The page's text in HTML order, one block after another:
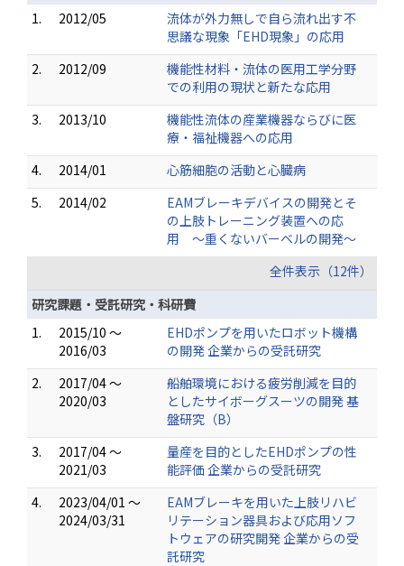
1.
2012/05
流体が外力無しで自ら流れ出す不
思議な現象「EHD現象」の応用
2.
2012/09
機能性材料・流体の医用工学分野
での利用の現状と新たな応用
3.
2013/10
機能性流体の産業機器ならびに医
療・福祉機器への応用
4.
2014/01
心筋細胞の活動と心臓病
5.
2014/02
EAMブレーキデバイスの開発とそ
の上肢トレーニング装置への応
用 ～重くないバーベルの開発～
全件表示（12件）
研究課題・受託研究・科研費
1.
2015/10 ～
2016/03
EHDポンプを用いたロボット機構
の開発 企業からの受託研究
2.
2017/04 ～
2020/03
船舶環境における疲労削減を目的
としたサイボーグスーツの開発 基
盤研究（B）
3.
2017/04 ～
2021/03
量産を目的としたEHDポンプの性
能評価 企業からの受託研究
4.
2023/04/01 ～
2024/03/31
EAMブレーキを用いた上肢リハビ
リテーション器具および応用ソフ
トウェアの研究開発 企業からの受
託研究